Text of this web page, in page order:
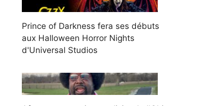
Prince of Darkness fera ses débuts
aux Halloween Horror Nights
d'Universal Studios